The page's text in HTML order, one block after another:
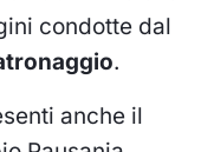
condotte dal
.
anche il